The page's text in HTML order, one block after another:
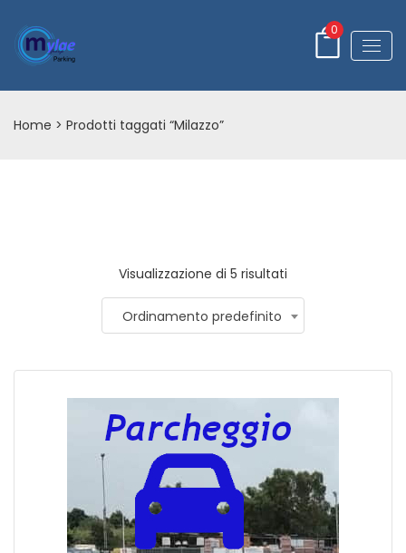
0
Home > Prodotti taggati “Milazzo”
Visualizzazione di 5 risultati
Ordinamento predefinito